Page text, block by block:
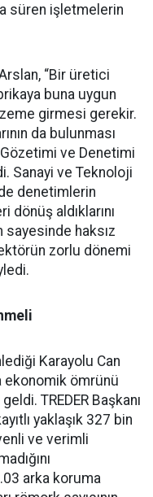
süren işletmelerin
“Bir üretici
buna uygun
girmesi gerekir.
da bulunması
ve Denetimi
Sanayi ve Teknoloji
denetimlerin
dönüş aldıklarını
haksız
zorlu dönemi
Karayolu Can
ekonomik ömrünü
TREDER Başkanı
yaklaşık 327 bin
ve verimli
arka koruma